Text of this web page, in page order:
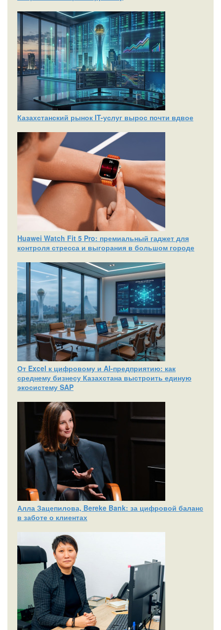
Казахстанский рынок IT-услуг вырос почти вдвое
Huawei Watch Fit 5 Pro: премиальный гаджет для
контроля стресса и выгорания в большом городе
От Excel к цифровому и AI‑предприятию: как
среднему бизнесу Казахстана выстроить единую
экосистему SAP
Алла Зацепилова, Bereke Bank: за цифровой баланс
в заботе о клиентах